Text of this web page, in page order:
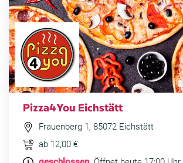
Pizza4You Eichstätt
Frauenberg 1, 85072 Eichstätt
ab 12,00 €